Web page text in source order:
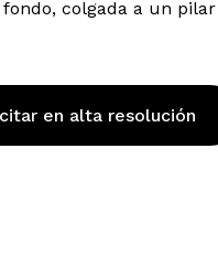
colgada a un
en alta resolución